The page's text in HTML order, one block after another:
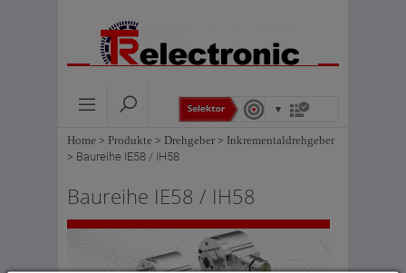
Home > Produkte > Drehgeber > Inkrementaldrehgeber
> Baureihe IE58 / IH58
Baureihe IE58 / IH58